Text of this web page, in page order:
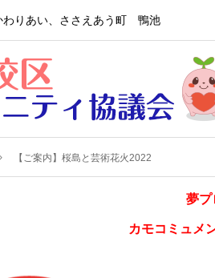
わりあい、ささえあう町 鴨池
【ご案内】桜島と芸術花火2022
夢プ
カモコミュメ